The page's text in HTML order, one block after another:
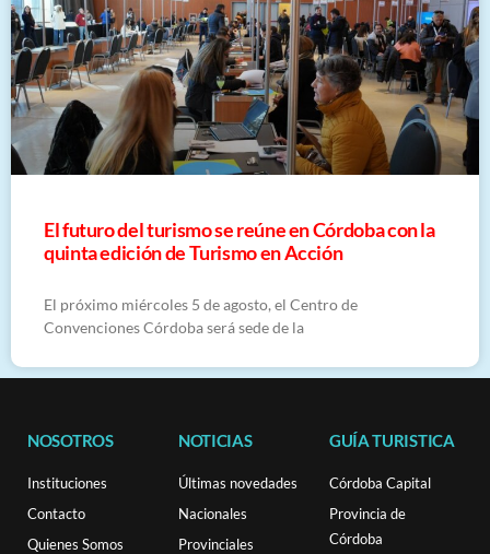
El futuro del turismo se reúne en Córdoba con la
quinta edición de Turismo en Acción
El próximo miércoles 5 de agosto, el Centro de
Convenciones Córdoba será sede de la
NOSOTROS
Instituciones
Contacto
Quienes Somos
NOTICIAS
Últimas novedades
Nacionales
Provinciales
GUÍA TURISTICA
Córdoba Capital
Provincia de
Córdoba